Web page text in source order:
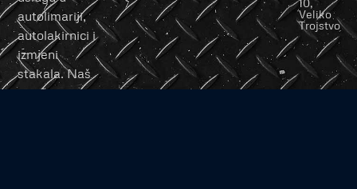
autolimariji,
autolakirnici i
izmjeni
stakala. Naš
stručni tim
Veliko
Trojstvo